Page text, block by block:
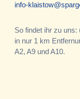
info-
So findet ihr zu
in nur 1 km
A2, A9 und A10.